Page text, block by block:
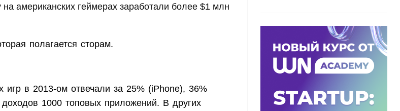
на американских геймерах заработали более $1 млн
полагается сторам.
в 2013-ом отвечали за 25% (iPhone), 36%
1000 топовых приложений. В других